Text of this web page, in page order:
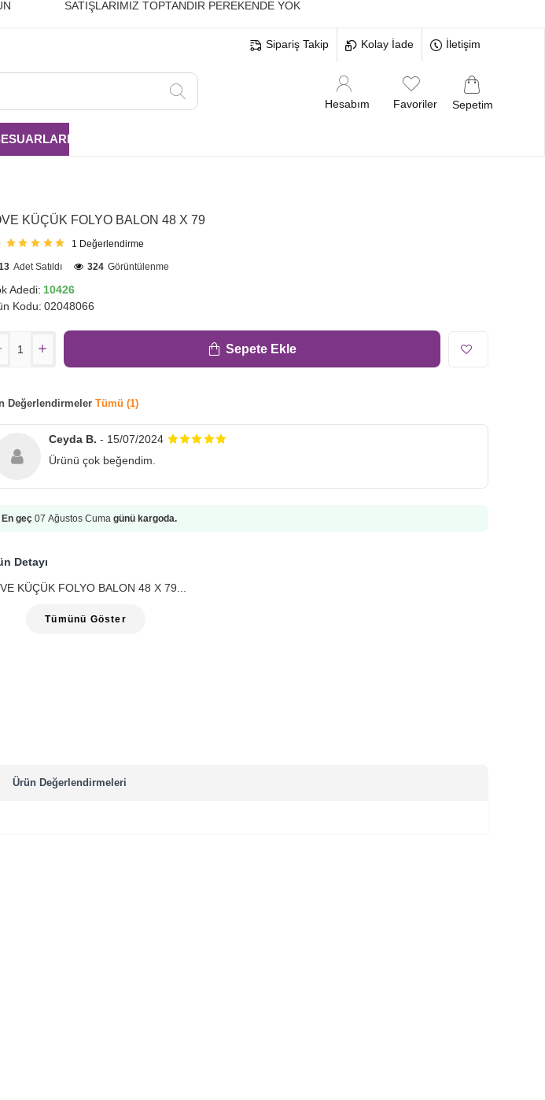
SATIŞLARIMIZ TOPTANDIR PEREKENDE YOK
Sipariş Takip Kolay İade İletişim
Hesabım Favoriler Sepetim
KÜÇÜK FOLYO BALON 48 X 79
1 Değerlendirme
Adedi: 10426
Kodu: 02048066
Adet Satıldı 324 Görüntülenme
Sepete Ekle
Değerlendirmeler Tümü (1)
Ceyda B. - 15/07/2024
Ürünü çok beğendim.
Detayı
KÜÇÜK FOLYO BALON 48 X 79...
Tümünü Göster
En geç 07 Ağustos Cuma günü kargoda.
Ürün Değerlendirmeleri